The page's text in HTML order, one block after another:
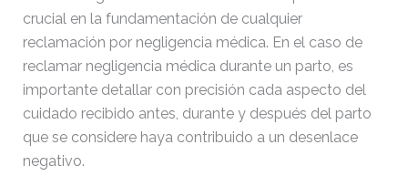
crucial en la fundamentación de cualquier
reclamación por negligencia médica. En el caso de
reclamar negligencia médica durante un parto, es
importante detallar con precisión cada aspecto del
cuidado recibido antes, durante y después del parto
que se considere haya contribuido a un desenlace
negativo.